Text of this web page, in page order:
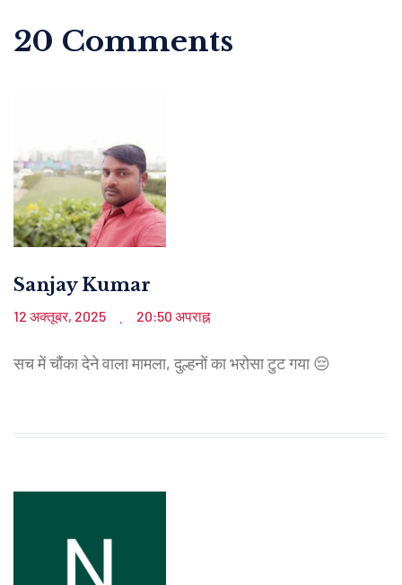
20 Comments
Sanjay Kumar
12 अक्तूबर, 2025 20:50 अपराह्न
सच में चौंका देने वाला मामला, दुल्हनों का भरोसा टुट गया 😔